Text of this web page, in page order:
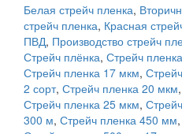
Белая стрейч пленка,
стрейч пленка, Красная
ПВД, Производство стрейч
Стрейч плёнка, Стрейч
Стрейч пленка 17 мкм,
2 сорт, Стрейч пленка 20 мкм,
Стрейч пленка 25 мкм,
300 м, Стрейч пленка 450 мм,